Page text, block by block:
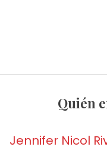
Quién
Jennifer Nicol